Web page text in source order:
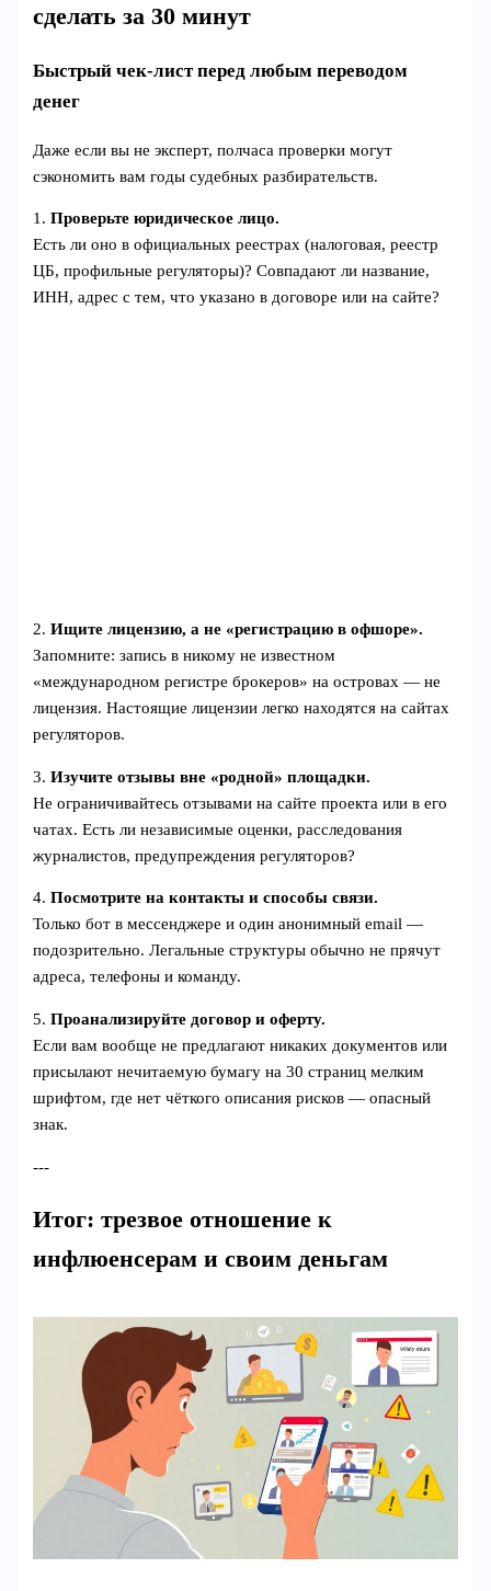
сделать за 30 минут
Быстрый чек‑лист перед любым переводом
денег
Даже если вы не эксперт, полчаса проверки могут
сэкономить вам годы судебных разбирательств.
1.Проверьте юридическое лицо.
Есть ли оно в официальных реестрах (налоговая, реестр
ЦБ, профильные регуляторы)? Совпадают ли название,
ИНН, адрес с тем, что указано в договоре или на сайте?
2.Ищите лицензию, а не «регистрацию в офшоре».
Запомните: запись в никому не известном
«международном регистре брокеров» на островах — не
лицензия. Настоящие лицензии легко находятся на сайтах
регуляторов.
3.Изучите отзывы вне «родной» площадки.
Не ограничивайтесь отзывами на сайте проекта или в его
чатах. Есть ли независимые оценки, расследования
журналистов, предупреждения регуляторов?
4.Посмотрите на контакты и способы связи.
Только бот в мессенджере и один анонимный email —
подозрительно. Легальные структуры обычно не прячут
адреса, телефоны и команду.
5.Проанализируйте договор и оферту.
Если вам вообще не предлагают никаких документов или
присылают нечитаемую бумагу на 30 страниц мелким
шрифтом, где нет чёткого описания рисков — опасный
знак.
---
Итог: трезвое отношение к
инфлюенсерам и своим деньгам